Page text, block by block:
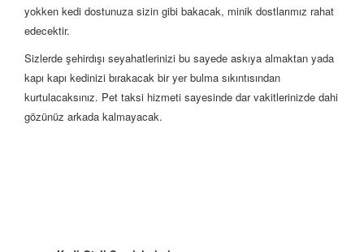
yokken kedi dostunuza sizin gibi bakacak, minik dostlarımız rahat
edecektir.
Sizlerde şehirdışı seyahatlerinizi bu sayede askıya almaktan yada
kapı kapı kedinizi bırakacak bir yer bulma sıkıntısından
kurtulacaksınız. Pet taksi hizmeti sayesinde dar vakitlerinizde dahi
gözünüz arkada kalmayacak.